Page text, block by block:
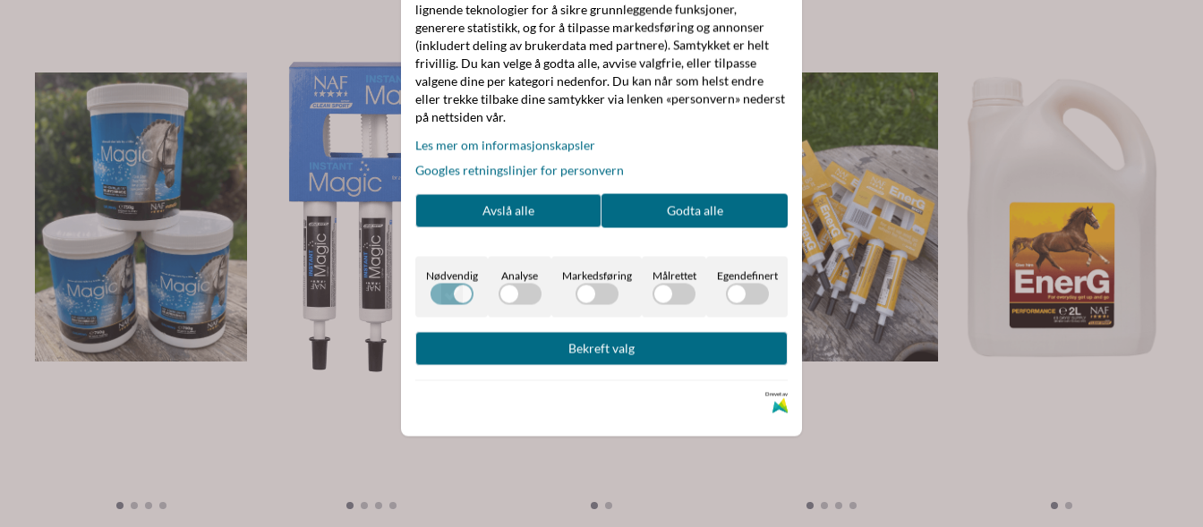
lignende teknologier for å sikre grunnleggende funksjoner,
generere statistikk, og for å tilpasse markedsføring og annonser
(inkludert deling av brukerdata med partnere). Samtykket er helt
frivillig. Du kan velge å godta alle, avvise valgfrie, eller tilpasse
valgene dine per kategori nedenfor. Du kan når som helst endre
eller trekke tilbake dine samtykker via lenken «personvern» nederst
på nettsiden vår.
Les mer om informasjonskapsler
Googles retningslinjer for personvern
Avslå alle Godta alle
Nødvendig Analyse Markedsføring Målrettet Egendefinert
Bekreft valg
Drevet av